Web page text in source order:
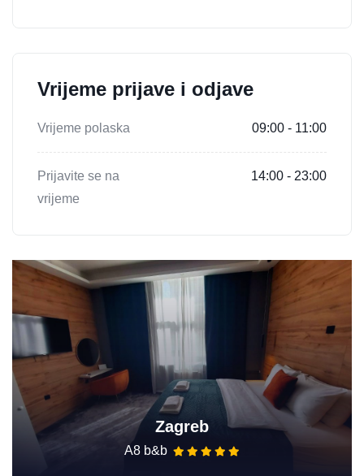
Vrijeme prijave i odjave
Vrijeme polaska 09:00 - 11:00
Prijavite se na
vrijeme
14:00 - 23:00
Zagreb
A8 b&b